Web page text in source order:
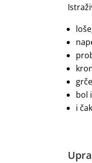
bol
i